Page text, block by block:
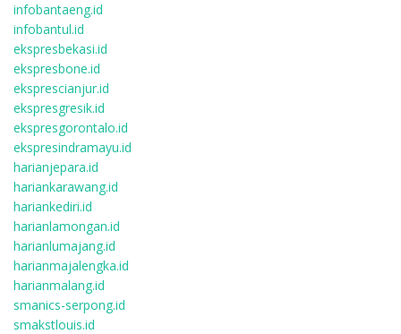
infobantaeng.id
infobantul.id
ekspresbekasi.id
ekspresbone.id
eksprescianjur.id
ekspresgresik.id
ekspresgorontalo.id
ekspresindramayu.id
harianjepara.id
hariankarawang.id
hariankediri.id
harianlamongan.id
harianlumajang.id
harianmajalengka.id
harianmalang.id
smanics-serpong.id
smakstlouis.id